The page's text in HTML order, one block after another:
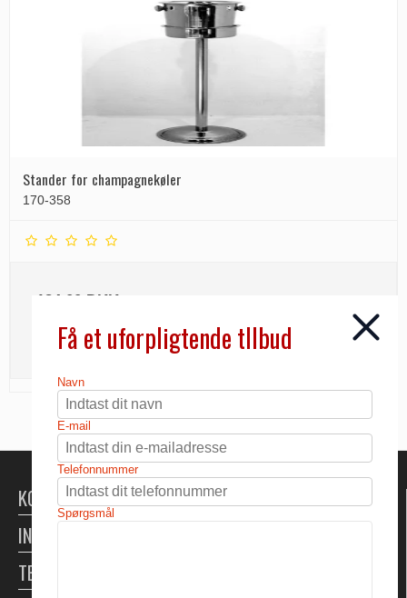
Stander for champagnekøler
170-358
124,00 DKK
INFO
KONTAKT
INFORMATION
TELTUDLEJNING
Få et uforpligtende tllbud
Navn
E-mail
Telefonnummer
Spørgsmål